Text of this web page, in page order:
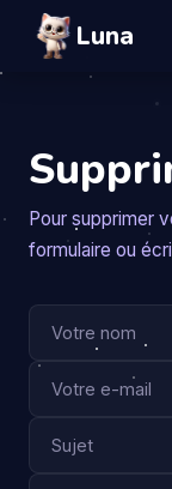
Luna
Pour supprimer
formulaire ou